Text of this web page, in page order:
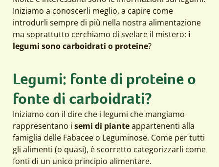
Iniziamo a conoscerli meglio, a capire come
introdurli sempre di più nella nostra alimentazione
ma soprattutto cerchiamo di svelare il mistero: i
legumi sono carboidrati o proteine?
Legumi: fonte di proteine o
fonte di carboidrati?
Iniziamo con il dire che i legumi che mangiamo
rappresentano i semi di pianteappartenenti alla
famiglia delle Fabacee o Leguminose. Come per tutti
gli alimenti (o quasi), è scorretto categorizzarli come
fonti di un unico principio alimentare.